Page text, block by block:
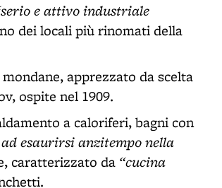
e attivo industriale
dei locali più rinomati della
apprezzato da scelta
ospite nel 1909.
a caloriferi, bagni con
esaurirsi anzitempo nella
caratterizzato da “cucina